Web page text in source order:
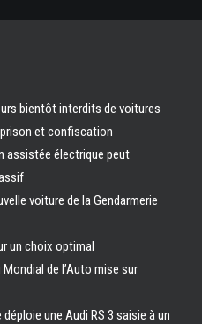
bientôt interdits de voitures
prison et confiscation
assistée électrique peut
voiture de la Gendarmerie
un choix optimal
de l’Auto mise sur
une Audi RS 3 saisie à un